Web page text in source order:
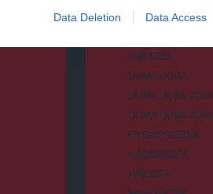
Data Deletion Data Access
CSÍKSZÉK
DUMA DUBA
DUMA DUBA 2024
DUMA DUBA 2026
GYERGYÓSZÉK
HÁROMSZÉK
HÍRLISTA